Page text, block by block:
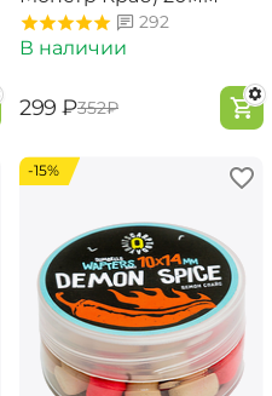
292
В наличии
‍299‍ ₽‍352‍₽
-15%